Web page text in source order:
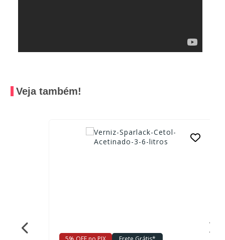
Veja também!